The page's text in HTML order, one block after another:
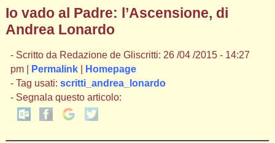
Io vado al Padre: l’Ascensione, di
Andrea Lonardo
- Scritto da Redazione de Gliscritti: 26 /04 /2015 - 14:27
pm |
Permalink|
Homepage
- Tag usati: scritti_andrea_lonardo
- Segnala questo articolo: